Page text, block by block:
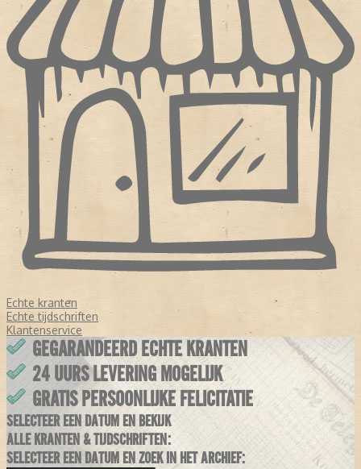
Echte kranten
Echte tijdschriften
Klantenservice
GEGARANDEERD ECHTE KRANTEN
24 UURS LEVERING MOGELIJK
GRATIS PERSOONLIJKE FELICITATIE
SELECTEER EEN DATUM EN BEKIJK
ALLE KRANTEN & TIJDSCHRIFTEN:
SELECTEER EEN DATUM EN ZOEK IN HET ARCHIEF: